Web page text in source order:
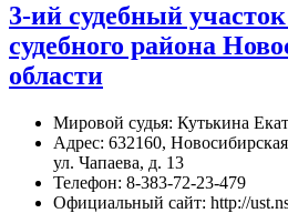
3-ий судебный
судебного района
области
Мировой судья: Кутькина
Адрес: 632160,
ул. Чапаева, д. 13
Телефон: 8-383-72-23-479
Официальный сайт: http://